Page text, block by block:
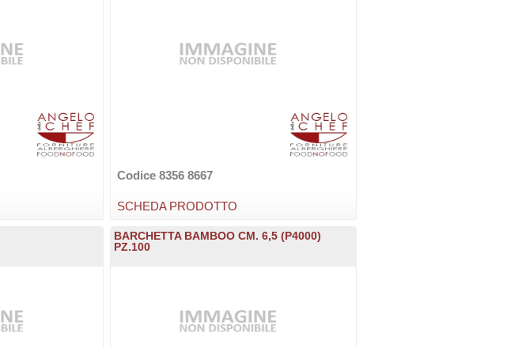
Codice 8356 8667
SCHEDA PRODOTTO
BARCHETTA BAMBOO CM. 6,5 (P4000)
PZ.100